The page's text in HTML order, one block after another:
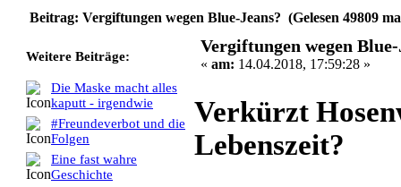
Beitrag: Vergiftungen wegen Blue-Jeans? (Gelesen 49809
Weitere Beiträge:
Die Maske macht alles
kaputt - irgendwie
#Freundeverbot und die
Folgen
Eine fast wahre
Geschichte
Vergiftungen wegen Blue-
« am: 14.04.2018, 17:59:28 »
Verkürzt
Lebenszeit?